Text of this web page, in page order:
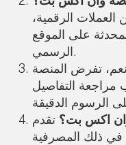
الرقمية،
على الموقع
الرسمي.
نعم، تفرض المنصة
التفاصيل
اكس بت؟ تقدم
في ذلك المصرفية